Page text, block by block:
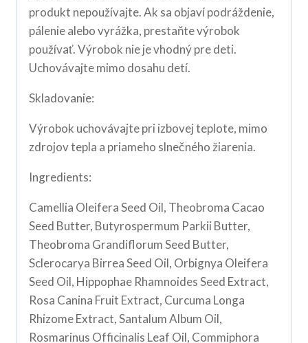
produkt nepoužívajte. Ak sa objaví podráždenie,
pálenie alebo vyrážka, prestaňte výrobok
používať. Výrobok nie je vhodný pre deti.
Uchovávajte mimo dosahu detí.
Skladovanie:
Výrobok uchovávajte pri izbovej teplote, mimo
zdrojov tepla a priameho slnečného žiarenia.
Ingredients:
Camellia Oleifera Seed Oil, Theobroma Cacao
Seed Butter, Butyrospermum Parkii Butter,
Theobroma Grandiflorum Seed Butter,
Sclerocarya Birrea Seed Oil, Orbignya Oleifera
Seed Oil, Hippophae Rhamnoides Seed Extract,
Rosa Canina Fruit Extract, Curcuma Longa
Rhizome Extract, Santalum Album Oil,
Rosmarinus Officinalis Leaf Oil, Commiphora